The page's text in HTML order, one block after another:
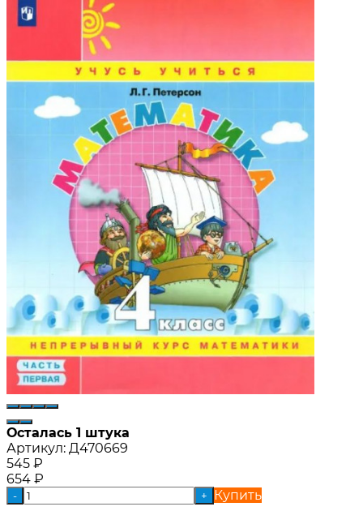
Осталась 1 штука
Артикул: Д470669
545 ₽
654 ₽
- +
Купить